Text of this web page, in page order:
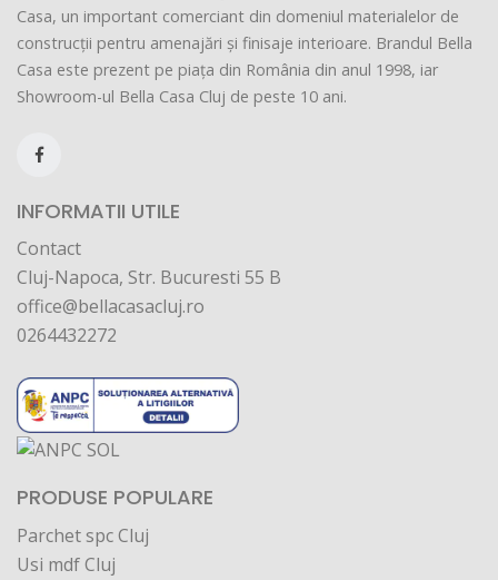
Casa, un important comerciant din domeniul materialelor de
construcții pentru amenajări și finisaje interioare. Brandul Bella
Casa este prezent pe piața din România din anul 1998, iar
Showroom-ul Bella Casa Cluj de peste 10 ani.
INFORMATII UTILE
Contact
Cluj-Napoca, Str. Bucuresti 55 B
office@bellacasacluj.ro
0264432272
PRODUSE POPULARE
Parchet spc Cluj
Usi mdf Cluj